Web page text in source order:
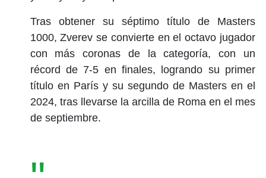
Tras obtener su séptimo título de Masters
1000, Zverev se convierte en el octavo jugador
con más coronas de la categoría, con un
récord de 7-5 en finales, logrando su primer
título en París y su segundo de Masters en el
2024, tras llevarse la arcilla de Roma en el mes
de septiembre.